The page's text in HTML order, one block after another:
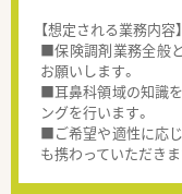
【想定される業務内容】
■保険調剤業務全般
お願いします。
■耳鼻科領域の知識
ングを行います。
■ご希望や適性に応
も携わっていただきま